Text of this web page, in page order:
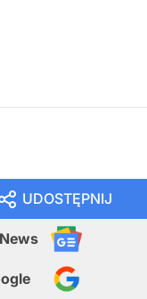
UDOSTĘPNIJ